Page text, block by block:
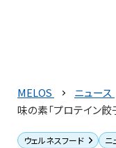
MELOS
ニュース
味の素「プロテイン餃
ウェルネスフード ニ